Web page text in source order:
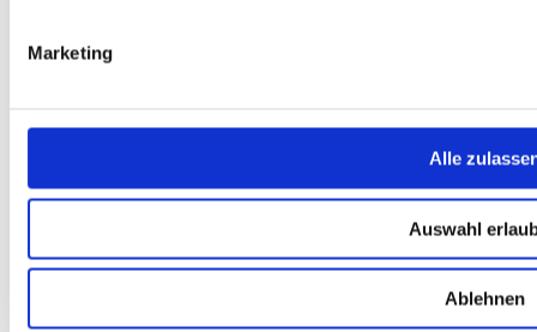
Marketing
Alle
Auswahl
Ablehnen
Produkte
Herren
Kollektion 2026
Kontakt